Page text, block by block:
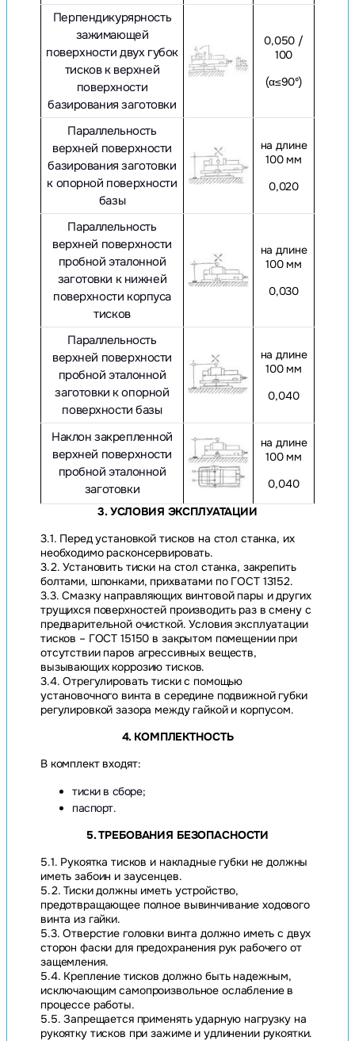
Перпендикурярность
зажимающей
поверхности двух губок
тисков к верхней
поверхности
базирования заготовки
0,050 /
100
(α≤90º)
Параллельность
верхней поверхности
базирования заготовки
к опорной поверхности
базы
на длине
100 мм
0,020
Параллельность
верхней поверхности
пробной эталонной
заготовки к нижней
поверхности корпуса
тисков
на длине
100 мм
0,030
Параллельность
верхней поверхности
пробной эталонной
заготовки к опорной
поверхности базы
на длине
100 мм
0,040
Наклон закрепленной
верхней поверхности
пробной эталонной
заготовки
на длине
100 мм
0,040
3. УСЛОВИЯ ЭКСПЛУАТАЦИИ
3.1. Перед установкой тисков на стол станка, их
необходимо расконсервировать.
3.2. Установить тиски на стол станка, закрепить
болтами, шпонками, прихватами по ГОСТ 13152.
3.3. Смазку направляющих винтовой пары и других
трущихся поверхностей производить раз в смену с
предварительной очисткой. Условия эксплуатации
тисков – ГОСТ 15150 в закрытом помещении при
отсутствии паров агрессивных веществ,
вызывающих коррозию тисков.
3.4. Отрегулировать тиски с помощью
установочного винта в середине подвижной губки
регулировкой зазора между гайкой и корпусом.
4. КОМПЛЕКТНОСТЬ
В комплект входят:
тиски в сборе;
паспорт.
5. ТРЕБОВАНИЯ БЕЗОПАСНОСТИ
5.1. Рукоятка тисков и накладные губки не должны
иметь забоин и заусенцев.
5.2. Тиски должны иметь устройство,
предотвращающее полное вывинчивание ходового
винта из гайки.
5.3. Отверстие головки винта должно иметь с двух
сторон фаски для предохранения рук рабочего от
защемления.
5.4. Крепление тисков должно быть надежным,
исключающим самопроизвольное ослабление в
процессе работы.
5.5. Запрещается применять ударную нагрузку на
рукоятку тисков при зажиме и удлинении рукоятки.